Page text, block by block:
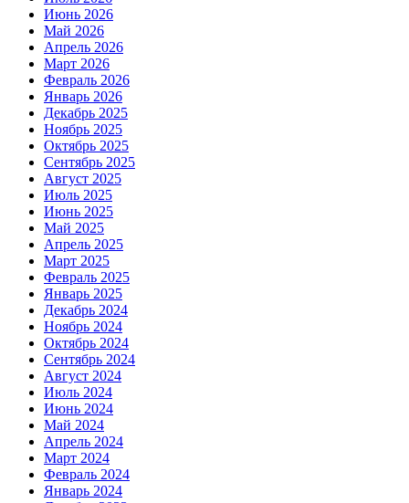
Июнь 2026
Май 2026
Апрель 2026
Март 2026
Февраль 2026
Январь 2026
Декабрь 2025
Ноябрь 2025
Октябрь 2025
Сентябрь 2025
Август 2025
Июль 2025
Июнь 2025
Май 2025
Апрель 2025
Март 2025
Февраль 2025
Январь 2025
Декабрь 2024
Ноябрь 2024
Октябрь 2024
Сентябрь 2024
Август 2024
Июль 2024
Июнь 2024
Май 2024
Апрель 2024
Март 2024
Февраль 2024
Январь 2024